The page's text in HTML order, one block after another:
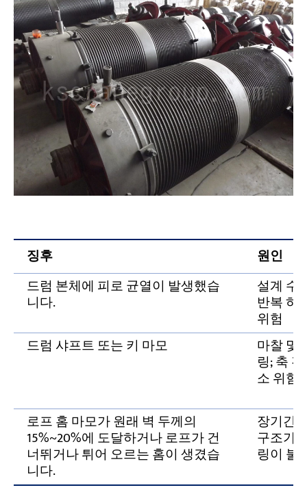
징후
원인
드럼 본체에 피로 균열이 발생했습
니다.
설계 수
반복 하
위험
드럼 샤프트 또는 키 마모
마찰 및
링; 축
소 위험
로프 홈 마모가 원래 벽 두께의
15%~20%에 도달하거나 로프가 건
너뛰거나 튀어 오르는 홈이 생겼습
니다.
장기간
구조가
링이 불